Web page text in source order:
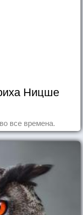
Ницше
все времена.